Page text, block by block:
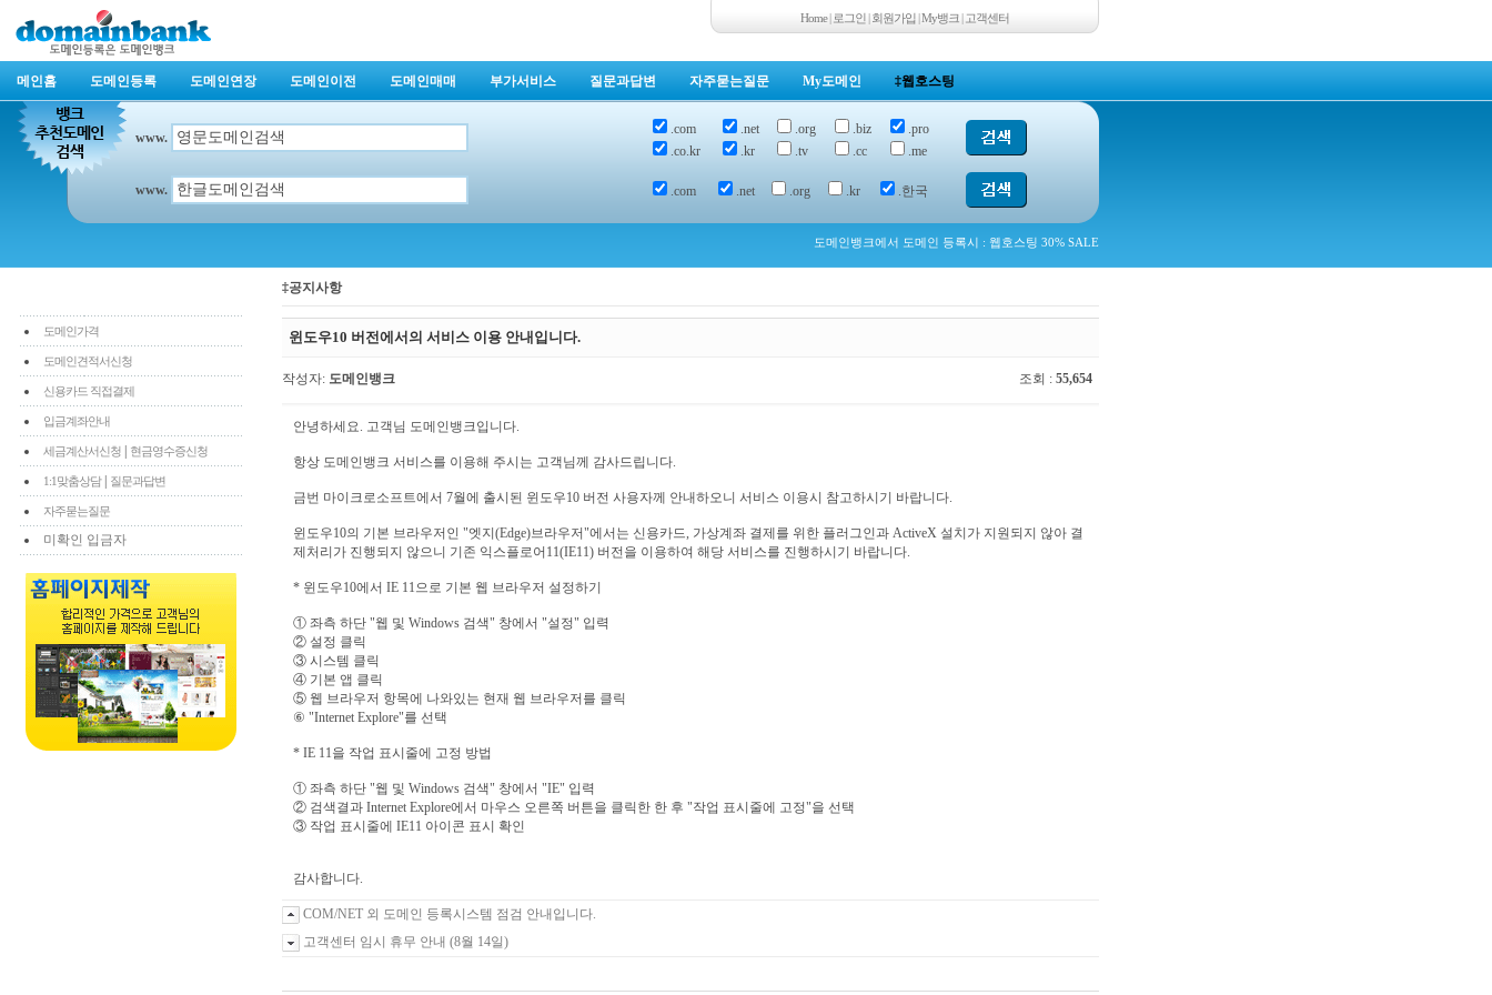
Home| 로그인|회원가입|My뱅크| 고객센터
메인홈 도메인등록 도메인연장 도메인이전 도메인매매 부가서비스 질문과답변 자주묻는질문 My도메인 ‡웹호스팅
www.
.com .net .org .biz
.pro
.co.kr
.kr .tv .cc .me
www. .com .net .org .kr .한국
도메인뱅크에서 도메인 등록시 : 웹호스팅 30% SALE
도메인가격
도메인견적서신청
신용카드 직접결제
입금계좌안내
세금계산서신청 현금영수증신청
1:1맞춤상담| 질문과답변
자주묻는질문
미확인 입금자
‡공지사항
윈도우10 버전에서의 서비스 이용 안내입니다.
작성자: 도메인뱅크 조회 : 55,654
안녕하세요. 고객님 도메인뱅크입니다.
항상 도메인뱅크 서비스를 이용해 주시는 고객님께 감사드립니다.
금번 마이크로소프트에서 7월에 출시된 윈도우10 버전 사용자께 안내하오니 서비스 이용시 참고하시기 바랍니다.
윈도우10의 기본 브라우저인 "엣지(Edge)브라우저"에서는 신용카드, 가상계좌 결제를 위한 플러그인과 ActiveX 설치가 지원되지 않아 결
제처리가 진행되지 않으니 기존 익스플로어11(IE11) 버전을 이용하여 해당 서비스를 진행하시기 바랍니다.
* 윈도우10에서 IE 11으로 기본 웹 브라우저 설정하기
① 좌측 하단 "웹 및 Windows 검색" 창에서 "설정" 입력
② 설정 클릭
③ 시스템 클릭
④ 기본 앱 클릭
⑤ 웹 브라우저 항목에 나와있는 현재 웹 브라우저를 클릭
⑥ "Internet Explore"를 선택
* IE 11을 작업 표시줄에 고정 방법
① 좌측 하단 "웹 및 Windows 검색" 창에서 "IE" 입력
② 검색결과 Internet Explore에서 마우스 오른쪽 버튼을 클릭한 한 후 "작업 표시줄에 고정"을 선택
③ 작업 표시줄에 IE11 아이콘 표시 확인
감사합니다.
COM/NET 외 도메인 등록시스템 점검 안내입니다.
고객센터 임시 휴무 안내 (8월 14일)